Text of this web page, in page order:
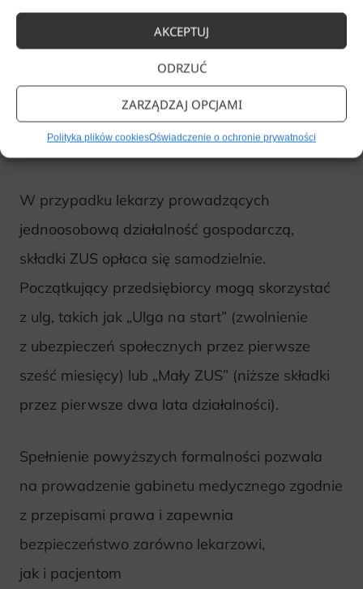
AKCEPTUJ
ODRZUĆ
ZARZĄDZAJ OPCJAMI
Polityka plików cookiesOświadczenie o ochronie prywatności
zgłoszenie jako płatnik składek,
wybór odpowiednich ubezpieczeń
(zdrowotne, społeczne, dobrowolne
ubezpieczenie chorobowe),
terminowe opłacanie składek.
W przypadku lekarzy prowadzących
jednoosobową działalność gospodarczą,
składki ZUS opłaca się samodzielnie.
Początkujący przedsiębiorcy mogą skorzystać
z ulg, takich jak „Ulga na start” (zwolnienie
z ubezpieczeń społecznych przez pierwsze
sześć miesięcy) lub „Mały ZUS” (niższe składki
przez pierwsze dwa lata działalności).
Spełnienie powyższych formalności pozwala
na prowadzenie gabinetu medycznego zgodnie
z przepisami prawa i zapewnia
bezpieczeństwo zarówno lekarzowi,
jak i pacjentom